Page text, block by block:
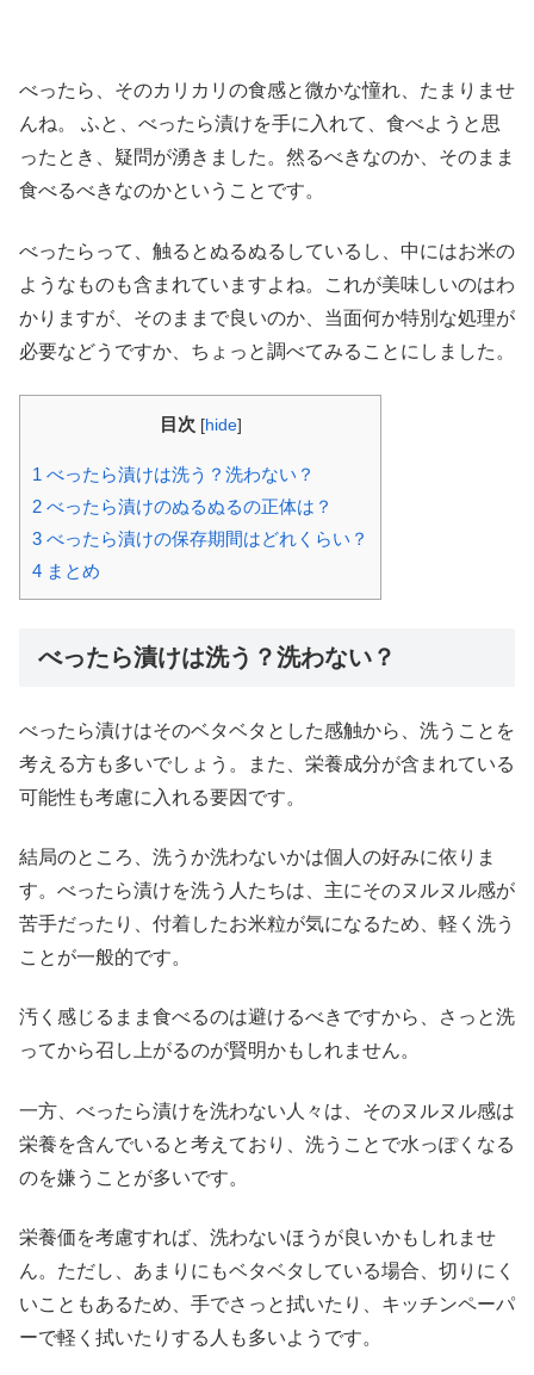
べったら、そのカリカリの食感と微かな憧れ、たまりませ
んね。 ふと、べったら漬けを手に入れて、食べようと思
ったとき、疑問が湧きました。然るべきなのか、そのまま
食べるべきなのかということです。
べったらって、触るとぬるぬるしているし、中にはお米の
ようなものも含まれていますよね。これが美味しいのはわ
かりますが、そのままで良いのか、当面何か特別な処理が
必要などうですか、ちょっと調べてみることにしました。
目次 [hide]
1 べったら漬けは洗う？洗わない？
2 べったら漬けのぬるぬるの正体は？
3 べったら漬けの保存期間はどれくらい？
4 まとめ
べったら漬けは洗う？洗わない？
べったら漬けはそのベタベタとした感触から、洗うことを
考える方も多いでしょう。また、栄養成分が含まれている
可能性も考慮に入れる要因です。
結局のところ、洗うか洗わないかは個人の好みに依りま
す。べったら漬けを洗う人たちは、主にそのヌルヌル感が
苦手だったり、付着したお米粒が気になるため、軽く洗う
ことが一般的です。
汚く感じるまま食べるのは避けるべきですから、さっと洗
ってから召し上がるのが賢明かもしれません。
一方、べったら漬けを洗わない人々は、そのヌルヌル感は
栄養を含んでいると考えており、洗うことで水っぽくなる
のを嫌うことが多いです。
栄養価を考慮すれば、洗わないほうが良いかもしれませ
ん。ただし、あまりにもベタベタしている場合、切りにく
いこともあるため、手でさっと拭いたり、キッチンペーパ
ーで軽く拭いたりする人も多いようです。